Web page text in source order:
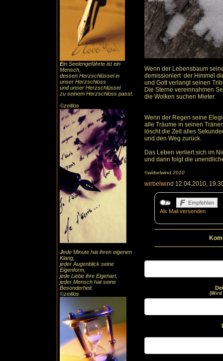
Ein Seelengefährte ist ein
Mensch,
dessen Herzschlüssel in
unser Herzschloss
und unser Herzschlüssel
zu seinem Herzschloss passt.
©zeitlos
Jede Minute hat ihren eigenen
Klang,
jeder Augenblick seine
Eigenform,
jede Liebe ihre Eigenart,
jeder Mensch hat seine
Besonderheit.
©zeitlos
Wenn der Lebensbaum
demissioniert der Himmel
und Gott verlangt seinen
Die Sterne vereinnahmen
die Wolken suchen Mieter.
Wenn der Regen seine
alle Träume in seinen
löscht die Zeit alles
und den Weg zurück.
Das Leben verliert sich im
und dann folgt die
©wirbelwind 2010
wirbelwind 12.04.2010,
Als Mail versenden
(Wird